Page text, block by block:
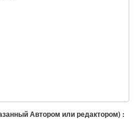
Автором или редактором) :